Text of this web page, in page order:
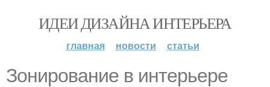
ИДЕИ ДИЗАЙНА ИНТЕРЬЕРА
главная новости статьи
Зонирование в интерьере